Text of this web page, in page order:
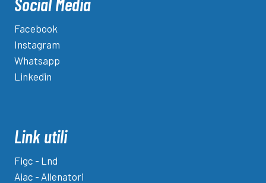
Facebook
Instagram
Whatsapp
Linkedin
Link utili
Figc - Lnd
Aiac - Allenatori